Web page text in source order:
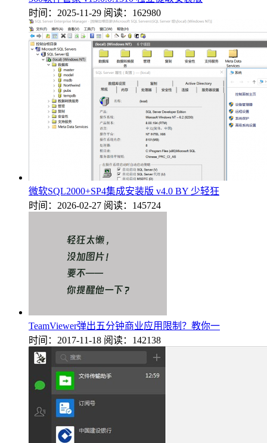
时间：2025-11-29 阅读：162980
微软SQL2000+SP4集成安装版 v4.0 BY 少轻狂
时间：2026-02-27 阅读：145724
TeamViewer弹出五分钟商业应用限制？教你一
时间：2017-11-18 阅读：142138